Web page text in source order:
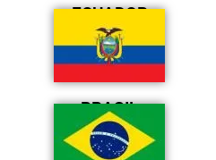
ECUADOR
BRASIL